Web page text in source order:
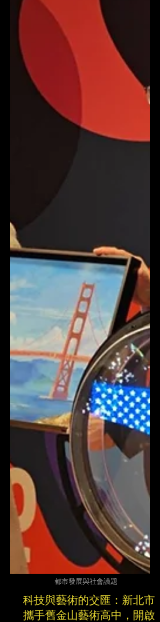
國際正式推出最新 Podcast 節目：《溝通進
化論 The Adapt-Able Asset》。 In this era
of uncertainty, communication is more than
just expression; it is an "evolution" for
survival. Facing the waves of AI and the
collision of global cultures, what we need is
no longer just a degree but the
transformative power to remain relevant.
Black Frames is proud to announce our
latest podcast: The Adapt-Able Asset. 變色
龍：高階溝通者的生存隱喻 T